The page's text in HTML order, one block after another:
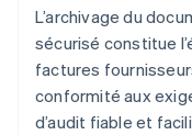
L’archivage du
sécurisé constitue
factures
conformité aux
d’audit fiable et